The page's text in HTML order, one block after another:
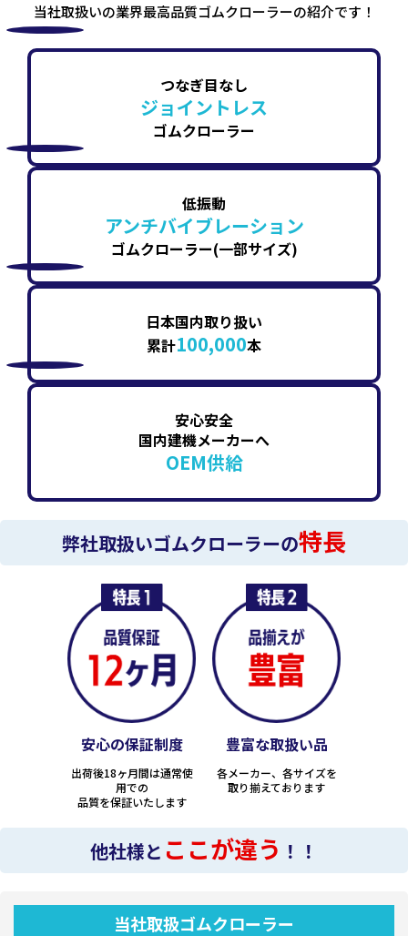
当社取扱いの業界最高品質ゴムクローラーの紹介です！
つなぎ目なし
ジョイントレス
ゴムクローラー
低振動
アンチバイブレーション
ゴムクローラー(一部サイズ)
日本国内取り扱い
累計100,000本
安心安全
国内建機メーカーへ
OEM供給
弊社取扱いゴムクローラーの特長
安心の保証制度
出荷後18ヶ月間は通常使
用での
品質を保証いたします
豊富な取扱い品
各メーカー、各サイズを
取り揃えております
他社様と ここが違う ！！
当社取扱ゴムクローラー